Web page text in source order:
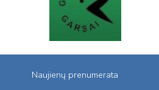
Naujienų prenumerata